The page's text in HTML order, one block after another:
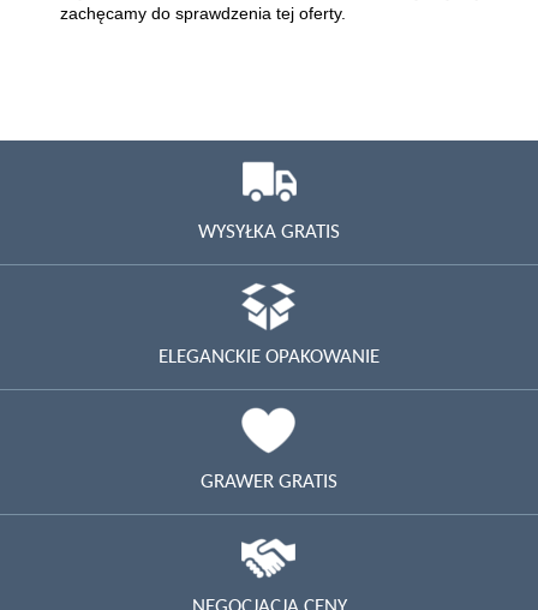
zachęcamy do sprawdzenia tej oferty.
WYSYŁKA GRATIS
ELEGANCKIE OPAKOWANIE
GRAWER GRATIS